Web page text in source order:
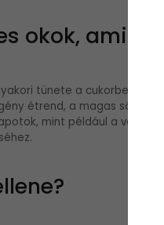
okok, amiket
tünete a
étrend, a magas
mint például a